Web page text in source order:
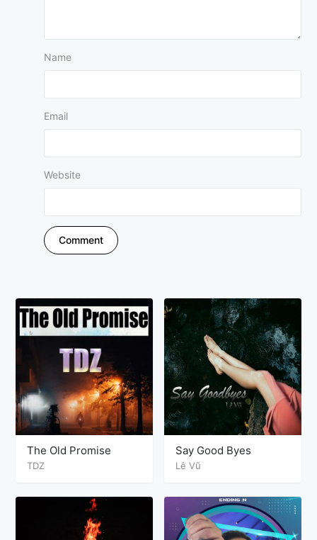
Name
Email
Website
The Old Promise
TDZ
Say Good Byes
Lê Vũ